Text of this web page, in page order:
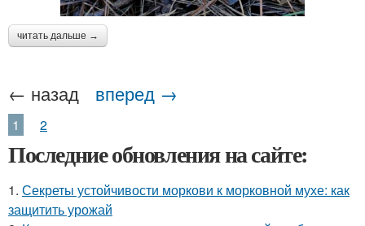
читать дальше →
← назад вперед →
1 2
Последние обновления на сайте:
1. Секреты устойчивости моркови к морковной мухе: как
защитить урожай